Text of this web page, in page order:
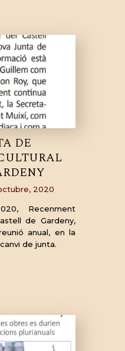
DE
2020
Recenment
de Gardeny,
anual, en la
de junta.